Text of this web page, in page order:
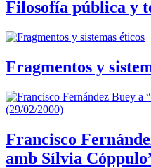
Filosofía pública y
Fragmentos y
Francisco
amb Sílvia